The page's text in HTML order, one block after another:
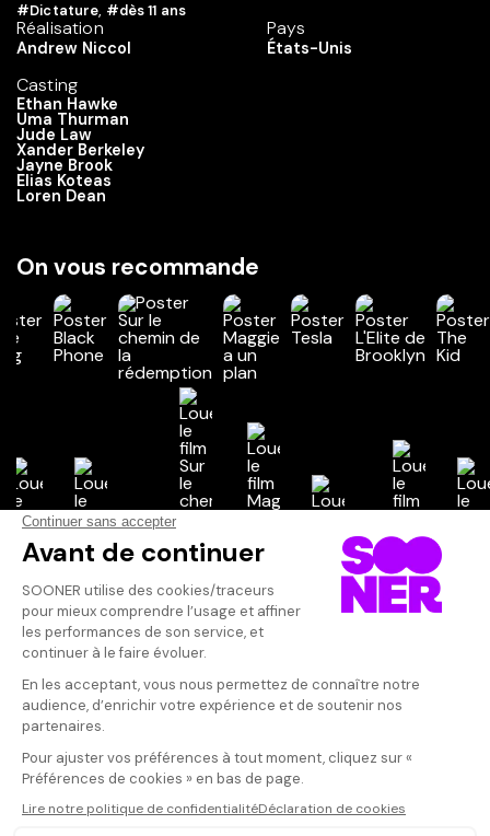
#Dictature, #dès 11 ans
Réalisation
Andrew Niccol
Casting
Ethan Hawke
Uma Thurman
Jude Law
Xander Berkeley
Jayne Brook
Elias Koteas
Loren Dean
Pays
États-Unis
On vous recommande
Vos avis
Donnez votre avis
Votre note
Votre commentaire
Il faut vous connecter pour
publier un avis
Superbe